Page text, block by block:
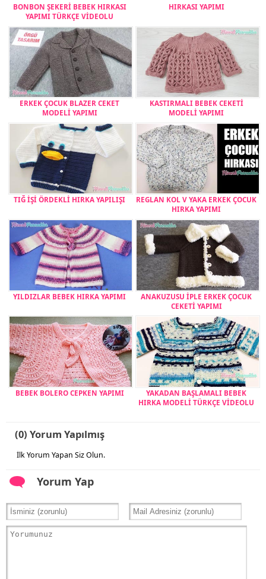
BONBON ŞEKERİ BEBEK HIRKASI
YAPIMI TÜRKÇE VİDEOLU
HIRKASI YAPIMI
ERKEK ÇOCUK BLAZER CEKET
MODELİ YAPIMI
KASTIRMALI BEBEK CEKETİ
MODELİ YAPIMI
TIĞ İŞİ ÖRDEKLİ HIRKA YAPILIŞI
REGLAN KOL V YAKA ERKEK ÇOCUK
HIRKA YAPIMI
YILDIZLAR BEBEK HIRKA YAPIMI
ANAKUZUSU İPLE ERKEK ÇOCUK
CEKETİ YAPIMI
BEBEK BOLERO CEPKEN YAPIMI
YAKADAN BAŞLAMALI BEBEK
HIRKA MODELİ TÜRKÇE VİDEOLU
(0) Yorum Yapılmış
İlk Yorum Yapan Siz Olun.
Yorum Yap